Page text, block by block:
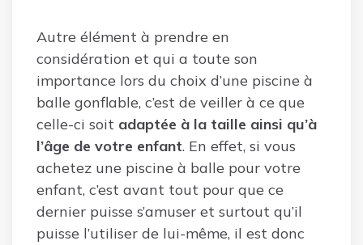
Autre élément à prendre en
considération et qui a toute son
importance lors du choix d’une piscine à
balle gonflable, c’est de veiller à ce que
celle-ci soit adaptée à la taille ainsi qu’à
l’âge de votre enfant. En effet, si vous
achetez une piscine à balle pour votre
enfant, c’est avant tout pour que ce
dernier puisse s’amuser et surtout qu’il
puisse l’utiliser de lui-même, il est donc